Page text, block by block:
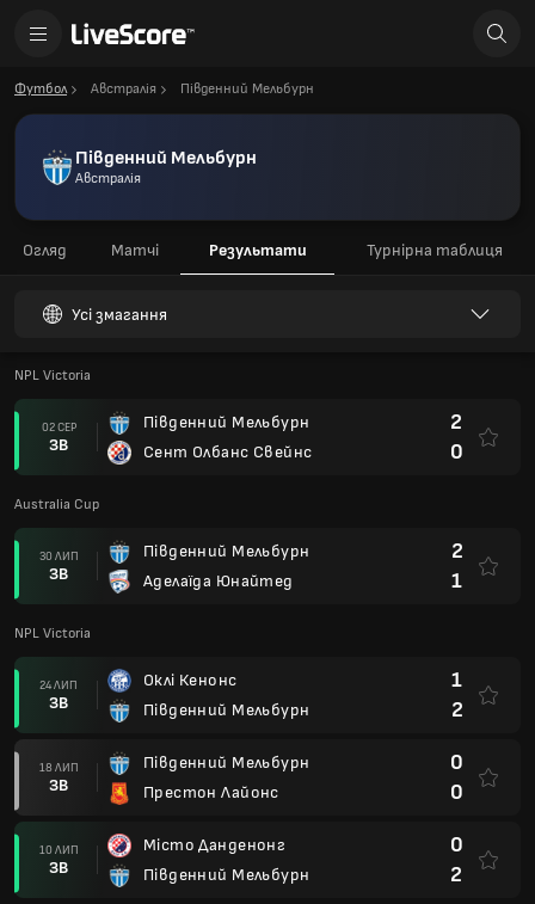
Футбол Австралія Південний Мельбурн
Південний Мельбурн
Австралія
Огляд Матчі Результати Турнірна таблиця
Усі змагання
NPL Victoria
02 СЕР
ЗВ
Південний Мельбурн
Сент Олбанс Свейнс
2
0
Australia Cup
30 ЛИП
ЗВ
Південний Мельбурн
Аделаїда Юнайтед
2
1
NPL Victoria
24 ЛИП
ЗВ
Оклі Кенонс
Південний Мельбурн
1
2
18 ЛИП
ЗВ
Південний Мельбурн
Престон Лайонс
0
0
10 ЛИП
ЗВ
Місто Данденонг
Південний Мельбурн
0
2